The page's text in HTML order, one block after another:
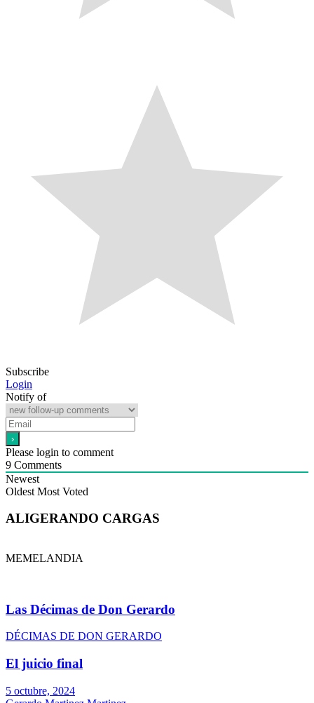
Subscribe
Login
Notify of
Please login to comment
9 Comments
Newest
Oldest Most Voted
ALIGERANDO CARGAS
MEMELANDIA
Las Décimas de Don Gerardo
DÉCIMAS DE DON GERARDO
El juicio final
5 octubre, 2024